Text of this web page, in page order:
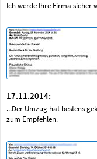
Ich werde Ihre Firma sicher
17.11.2014:
...Der Umzug hat bestens
zum Empfehlen.